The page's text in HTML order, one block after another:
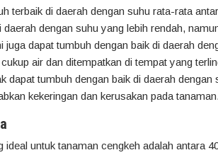
terbaik di daerah dengan suhu rata-rata
daerah dengan suhu yang lebih rendah,
juga dapat tumbuh dengan baik di daerah
air dan ditempatkan di tempat yang
dapat tumbuh dengan baik di daerah dengan
kekeringan dan kerusakan pada tanaman.
ideal untuk tanaman cengkeh adalah antara